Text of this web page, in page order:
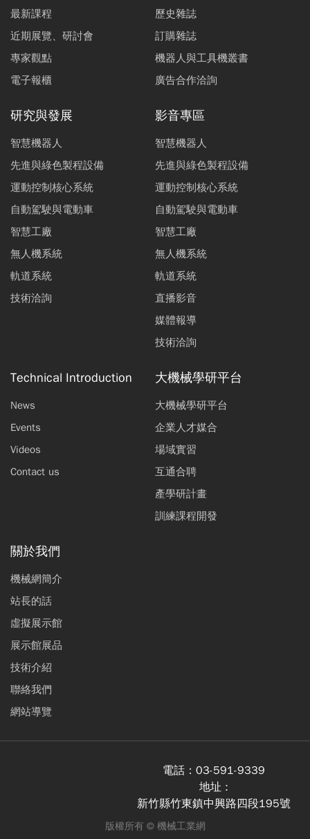
最新課程
近期展覽、研討會
專家觀點
電子報櫃
歷史雜誌
訂購雜誌
機器人與工具機叢書
廣告合作洽詢
研究與發展
智慧機器人
先進與綠色製程設備
運動控制核心系統
自動駕駛與電動車
智慧工廠
無人機系統
軌道系統
技術洽詢
影音專區
智慧機器人
先進與綠色製程設備
運動控制核心系統
自動駕駛與電動車
智慧工廠
無人機系統
軌道系統
直播影音
媒體報導
技術洽詢
Technical Introduction
News
Events
Videos
Contact us
大機械學研平台
大機械學研平台
企業人才媒合
場域實習
互通合聘
產學研計畫
訓練課程開發
關於我們
機械網簡介
站長的話
虛擬展示館
展示館展品
技術介紹
聯絡我們
網站導覽
電話： 03-591-9339
地址 :
新竹縣竹東鎮中興路四段195號
版權所有 © 機械工業網